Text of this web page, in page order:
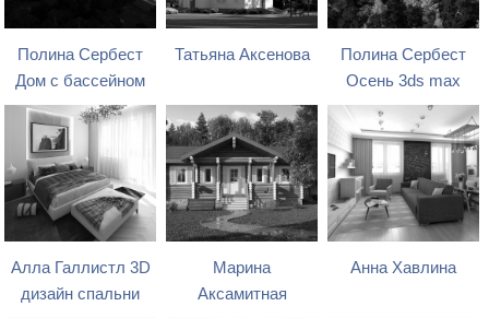
Полина Сербест
Дом с бассейном
Татьяна Аксенова
Полина Сербест
Осень 3ds max
Алла Галлистл 3D
дизайн спальни
Марина
Аксамитная
Анна Хавлина